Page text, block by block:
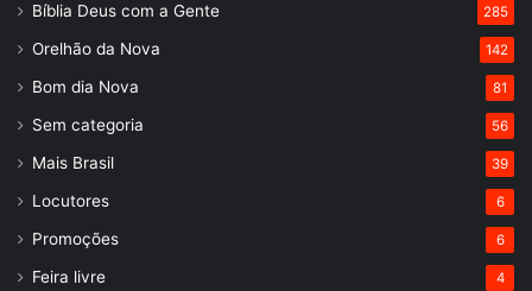
Bíblia Deus com a Gente 285
Orelhão da Nova 142
Bom dia Nova 81
Sem categoria 56
Mais Brasil 39
Locutores 6
Promoções 6
Feira livre 4